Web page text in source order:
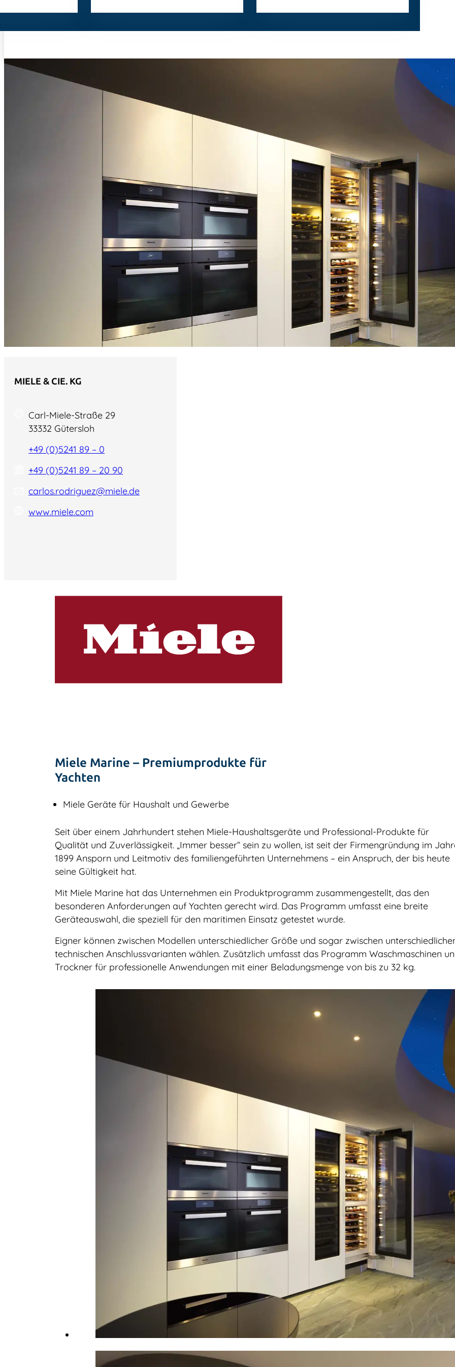
MIELE & CIE. KG
Carl-Miele-Straße 29
33332 Gütersloh
+49 (0)5241 89 – 0
+49 (0)5241 89 – 20 90
carlos.rodriguez@miele.de
www.miele.com
Miele Marine – Premiumprodukte für
Yachten
Miele Geräte für Haushalt und Gewerbe
Seit über einem Jahrhundert stehen Miele-Haushaltsgeräte und Professional-Produkte für
Qualität und Zuverlässigkeit. „Immer besser“ sein zu wollen, ist seit der Firmengründung im
1899 Ansporn und Leitmotiv des familiengeführten Unternehmens – ein Anspruch, der bis heute
seine Gültigkeit hat.
Mit Miele Marine hat das Unternehmen ein Produktprogramm zusammengestellt, das den
besonderen Anforderungen auf Yachten gerecht wird. Das Programm umfasst eine breite
Geräteauswahl, die speziell für den maritimen Einsatz getestet wurde.
Eigner können zwischen Modellen unterschiedlicher Größe und sogar zwischen
technischen Anschlussvarianten wählen. Zusätzlich umfasst das Programm Waschmaschinen
Trockner für professionelle Anwendungen mit einer Beladungsmenge von bis zu 32 kg.